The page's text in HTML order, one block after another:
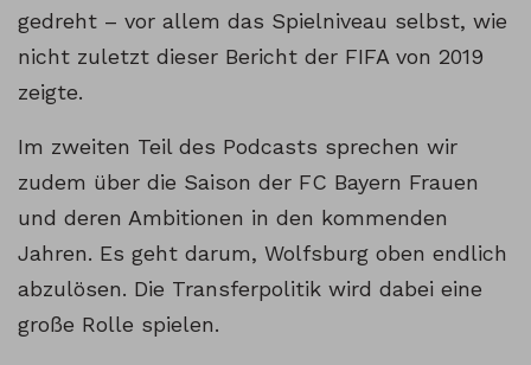
gedreht – vor allem das Spielniveau selbst, wie
nicht zuletzt dieser Bericht der FIFA von 2019
zeigte.
Im zweiten Teil des Podcasts sprechen wir
zudem über die Saison der FC Bayern Frauen
und deren Ambitionen in den kommenden
Jahren. Es geht darum, Wolfsburg oben endlich
abzulösen. Die Transferpolitik wird dabei eine
große Rolle spielen.